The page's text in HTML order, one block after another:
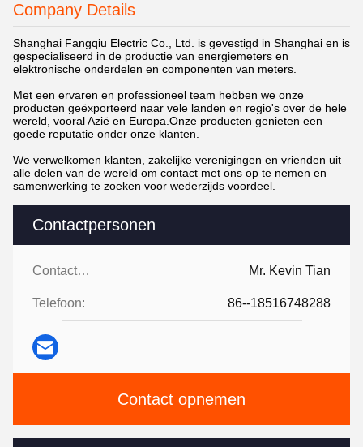
Contactpersonen
Contactpersonen: Mr. Kevin Tian
Telefoon: 86--18516748288
Contact opnemen
Company Details
Shanghai Fangqiu Electric Co., Ltd. is gevestigd in Shanghai en is
gespecialiseerd in de productie van energiemeters en
elektronische onderdelen en componenten van meters.
Met een ervaren en professioneel team hebben we onze
producten geëxporteerd naar vele landen en regio's over de hele
wereld, vooral Azië en Europa.Onze producten genieten een
goede reputatie onder onze klanten.
We verwelkomen klanten, zakelijke verenigingen en vrienden uit
alle delen van de wereld om contact met ons op te nemen en
samenwerking te zoeken voor wederzijds voordeel.